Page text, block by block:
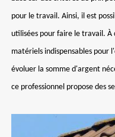
pour le travail. Ainsi, il est
utilisées pour faire le travail. À
matériels indispensables pour
évoluer la somme d'argent
ce professionnel propose des